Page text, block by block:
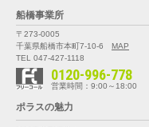
船橋事業所
〒273-0005
千葉県船橋市本町7-10-6
MAP
TEL 047-427-1118
0120-996-778
営業時間：9:00～18:00
ポラスの魅力